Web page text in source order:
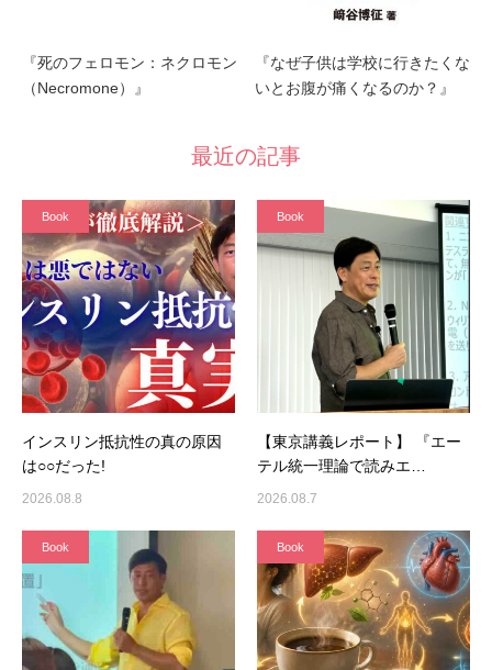
『死のフェロモン：ネクロモン
（Necromone）』
『なぜ子供は学校に行きたくな
いとお腹が痛くなるのか？』
最近の記事
Book
インスリン抵抗性の真の原因
は○○だった!
2026.08.8
Book
【東京講義レポート】 『エー
テル統一理論で読みエ…
2026.08.7
Book Book